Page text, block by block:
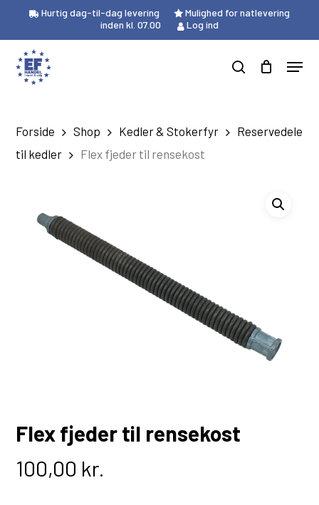
main
content
Hurtig dag-til-dag levering
Mulighed for natlevering
inden kl. 07.00
Log ind
Products
search
search
Menu
Cart
Forside Shop Kedler & Stokerfyr
Reservedele
til kedler
Flex fjeder til rensekost
Flex fjeder til rensekost
100,00 kr.